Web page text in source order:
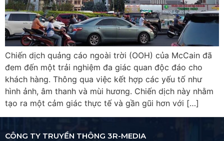
Chiến dịch quảng cáo ngoài trời (OOH) của McCain đã
đem đến một trải nghiệm đa giác quan độc đáo cho
khách hàng. Thông qua việc kết hợp các yếu tố như
hình ảnh, âm thanh và mùi hương. Chiến dịch này nhằm
tạo ra một cảm giác thực tế và gần gũi hơn với […]
CÔNG TY TRUYỀN THÔNG 3R-MEDIA